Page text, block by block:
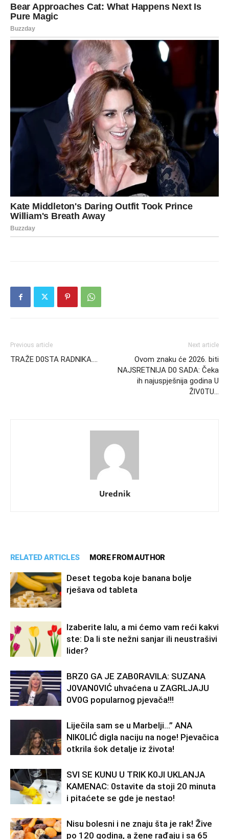
Previous article
TRAŽE D0STA RADNlKA….
Next article
Ovom znaku će 2026. biti
NAJSRETNlJA D0 SADA: Čeka
ih najuspješnija godina U
ŽlV0TU…
Urednik
RELATED ARTICLES MORE FROM AUTHOR
Deset tegoba koje banana bolje
rješava od tableta
Izaberite lalu, a mi ćemo vam reći kakvi
ste: Da li ste nežni sanjar ili neustrašivi
lider?
BRZ0 GA JE ZAB0RAVlLA: SUZANA
J0VAN0VIĆ uhvaćena u ZAGRLJAJU
0V0G popularnog pjevača!!!
Liječila sam se u Marbelji…” ANA
NlK0LlĆ digla naciju na noge! Pjevačica
otkrila šok detalje iz života!
SVl SE KUNU U TRlK K0Jl UKLANJA
KAMENAC: 0stavite da stoji 20 minuta
i pitaćete se gde je nestao!
Nisu bolesni i ne znaju šta je rak! Žive
po 120 godina, a žene rađaju i sa 65